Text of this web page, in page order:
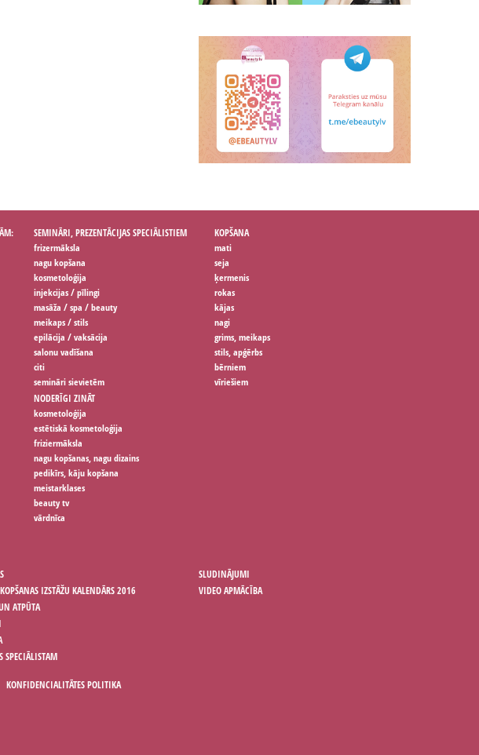
SEMINĀRI, PREZENTĀCIJAS SPECIĀLISTIEM
frizermāksla
nagu kopšana
kosmetoloģija
injekcijas / pīlingi
masāža / spa / beauty
meikaps / stils
epilācija / vaksācija
salonu vadīšana
citi
semināri sievietēm
KOPŠANA
mati
seja
ķermenis
rokas
kājas
nagi
grims, meikaps
stils, apģērbs
bērniem
vīriešiem
NODERĪGI ZINĀT
kosmetoloģija
estētiskā kosmetoloģija
friziermāksla
nagu kopšanas, nagu dizains
pedikīrs, kāju kopšana
meistarklases
beauty tv
vārdnīca
IZSTĀŽU KALENDĀRS 2016
ATPŪTA
SPECIĀLISTAM
SLUDINĀJUMI
VIDEO APMĀCĪBA
KONFIDENCIALITĀTES POLITIKA